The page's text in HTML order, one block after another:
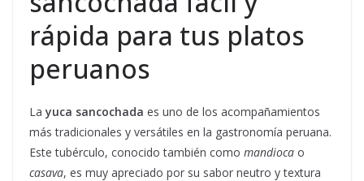
rápida para tus platos
peruanos
Layuca sancochada es uno de los acompañamientos
más tradicionales y versátiles en la gastronomía peruana.
Este tubérculo, conocido también como mandioca o
casava, es muy apreciado por su sabor neutro y textura